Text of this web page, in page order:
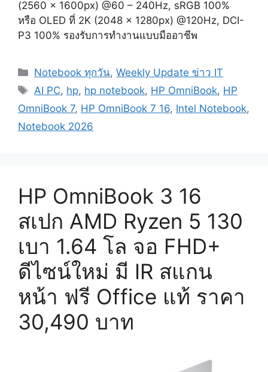
(2560 x 1600px) @60 – 240Hz, sRGB 100%
หรือ OLED ที่ 2K (2048 x 1280px) @120Hz, DCI-
P3 100% รองรับการทำงานแบบมืออาชีพ
Categories
Notebook ทุกวัน,Weekly Update ข่าว IT
Tags
AI PC, hp, hp notebook, HP OmniBook, HP
OmniBook 7, HP OmniBook 7 16, Intel Notebook,
Notebook 2026
HP OmniBook 3 16
สเปก AMD Ryzen 5 130
เบา 1.64 โล จอ FHD+
ดีไซน์ใหม่ มี IR สแกน
หน้า ฟรี Office แท้ ราคา
30,490 บาท